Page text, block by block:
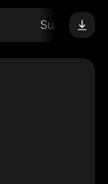
Suministro